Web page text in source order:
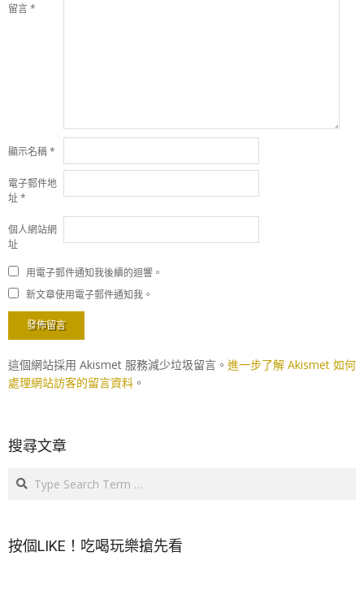
留言*
顯示名稱*
電子郵件地
址*
個人網站網
址
用電子郵件通知我後續的迴響。
新文章使用電子郵件通知我。
這個網站採用 Akismet 服務減少垃圾留言。 進一步了解 Akismet 如何
處理網站訪客的留言資料 。
搜尋文章
Search
按個LIKE！吃喝玩樂搶先看